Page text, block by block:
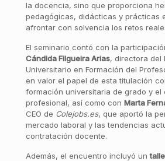
la docencia, sino que proporciona
pedagógicas, didácticas y prácticas
afrontar con solvencia los retos
El seminario contó con la
Cándida Filgueira Arias, directora del
Universitario en Formación del
en valor el papel de esta titulación
formación universitaria de grado y el
profesional, así como con Marta
CEO de Colejobs.es, que aportó la
mercado laboral y las tendencias
contratación docente.
Además, el encuentro incluyó un